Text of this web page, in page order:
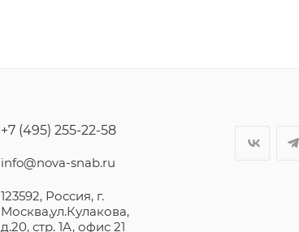
+7 (495) 255-22-58
info@nova-snab.ru
123592, Россия, г.
Москва,ул.Кулакова,
д.20, стр. 1А, офис 21